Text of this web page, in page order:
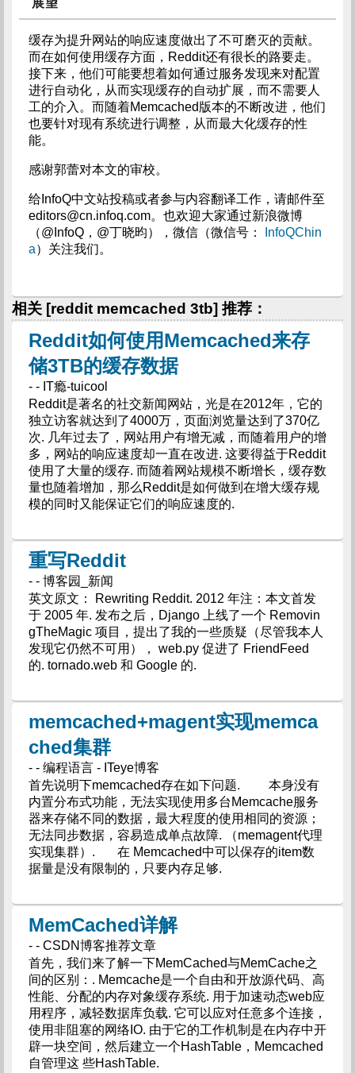
展望
缓存为提升网站的响应速度做出了不可磨灭的贡献。
而在如何使用缓存方面，Reddit还有很长的路要走。
接下来，他们可能要想着如何通过服务发现来对配置
进行自动化，从而实现缓存的自动扩展，而不需要人
工的介入。而随着Memcached版本的不断改进，他们
也要针对现有系统进行调整，从而最大化缓存的性
能。
感谢郭蕾对本文的审校。
给InfoQ中文站投稿或者参与内容翻译工作，请邮件至
editors@cn.infoq.com。也欢迎大家通过新浪微博
（@InfoQ，@丁晓昀），微信（微信号：
InfoQChin
a）关注我们。
相关 [reddit memcached 3tb] 推荐：
Reddit如何使用Memcached来存
储3TB的缓存数据
- - IT瘾-tuicool
Reddit是著名的社交新闻网站，光是在2012年，它的
独立访客就达到了4000万，页面浏览量达到了370亿
次. 几年过去了，网站用户有增无减，而随着用户的增
多，网站的响应速度却一直在改进. 这要得益于Reddit
使用了大量的缓存. 而随着网站规模不断增长，缓存数
量也随着增加，那么Reddit是如何做到在增大缓存规
模的同时又能保证它们的响应速度的.
重写Reddit
- - 博客园_新闻
英文原文： Rewriting Reddit. 2012 年注：本文首发
于 2005 年. 发布之后，Django 上线了一个 Removin
gTheMagic 项目，提出了我的一些质疑（尽管我本人
发现它仍然不可用）， web.py 促进了 FriendFeed
的. tornado.web 和 Google 的.
memcached+magent实现memca
ched集群
- - 编程语言 - ITeye博客
首先说明下memcached存在如下问题. 本身没有
内置分布式功能，无法实现使用多台Memcache服务
器来存储不同的数据，最大程度的使用相同的资源；
无法同步数据，容易造成单点故障. （memagent代理
实现集群）. 在 Memcached中可以保存的item数
据量是没有限制的，只要内存足够.
MemCached详解
- - CSDN博客推荐文章
首先，我们来了解一下MemCached与MemCache之
间的区别：. Memcache是一个自由和开放源代码、高
性能、分配的内存对象缓存系统. 用于加速动态web应
用程序，减轻数据库负载. 它可以应对任意多个连接，
使用非阻塞的网络IO. 由于它的工作机制是在内存中开
辟一块空间，然后建立一个HashTable，Memcached
自管理这 些HashTable.